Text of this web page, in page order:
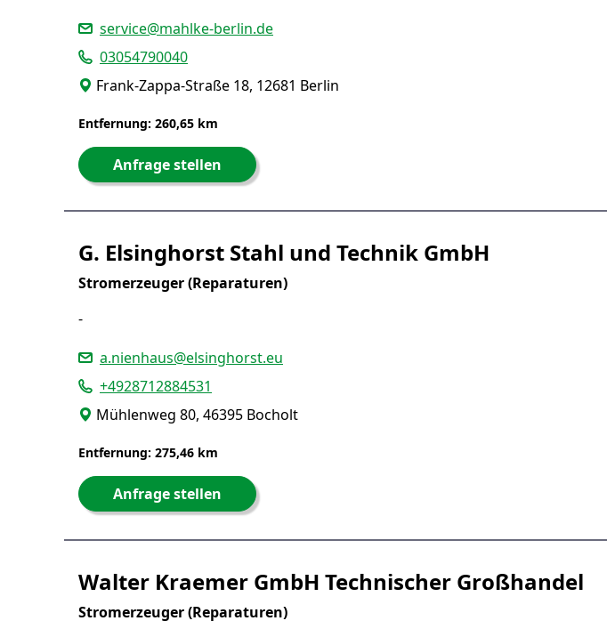
service@mahlke-berlin.de
03054790040
Frank-Zappa-Straße 18, 12681 Berlin
Entfernung: 260,65 km
Anfrage stellen
G. Elsinghorst Stahl und Technik GmbH
Stromerzeuger (Reparaturen)
-
a.nienhaus@elsinghorst.eu
+4928712884531
Mühlenweg 80, 46395 Bocholt
Entfernung: 275,46 km
Anfrage stellen
Walter Kraemer GmbH Technischer Großhandel
Stromerzeuger (Reparaturen)